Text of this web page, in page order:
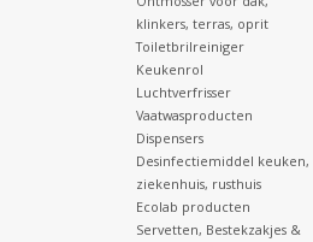
klinkers, terras, oprit
Toiletbrilreiniger
Keukenrol
Luchtverfrisser
Vaatwasproducten
Dispensers
Desinfectiemiddel keuken,
ziekenhuis, rusthuis
Ecolab producten
Servetten, Bestekzakjes &